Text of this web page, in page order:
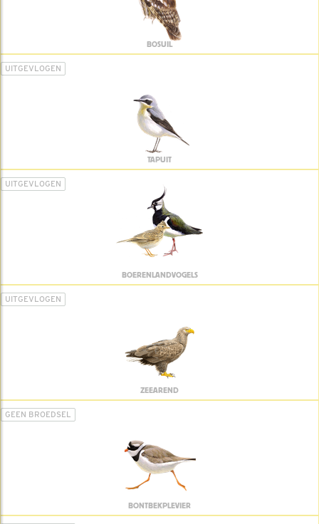
BOSUIL
UITGEVLOGEN
TAPUIT
UITGEVLOGEN
BOERENLANDVOGELS
UITGEVLOGEN
ZEEAREND
GEEN BROEDSEL
BONTBEKPLEVIER